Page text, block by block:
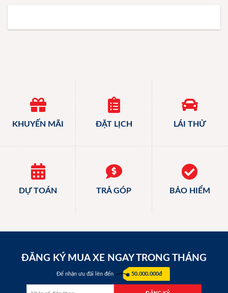
KHUYẾN MÃI ĐẶT LỊCH LÁI THỬ
DỰ TOÁN TRẢ GÓP BẢO HIỂM
ĐĂNG KÝ MUA XE NGAY TRONG THÁNG
Để nhận ưu đãi lên đến 50.000.000đ